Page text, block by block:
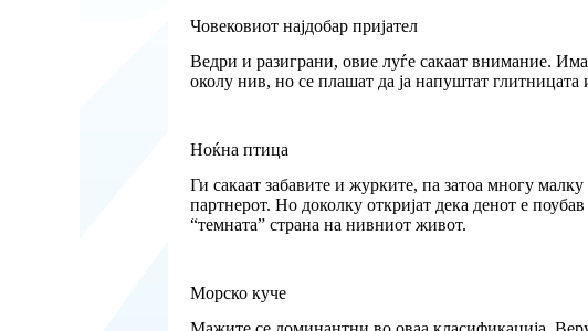
Човековиот најдобар пријател
Ведри и разиграни, овие луѓе сакаат внимание.
околу нив, но се плашат да ја напуштат глитницата
Ноќна птица
Ги сакаат забавите и журките, па затоа многу
партнерот. Но доколку откријат дека денот е
“темната” страна на нивниот живот.
Морско куче